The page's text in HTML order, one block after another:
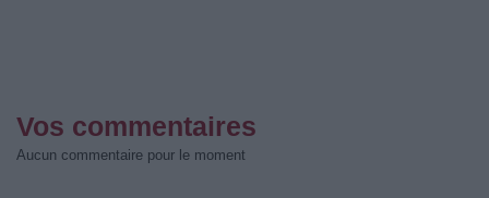
Vos commentaires
Aucun commentaire pour le moment